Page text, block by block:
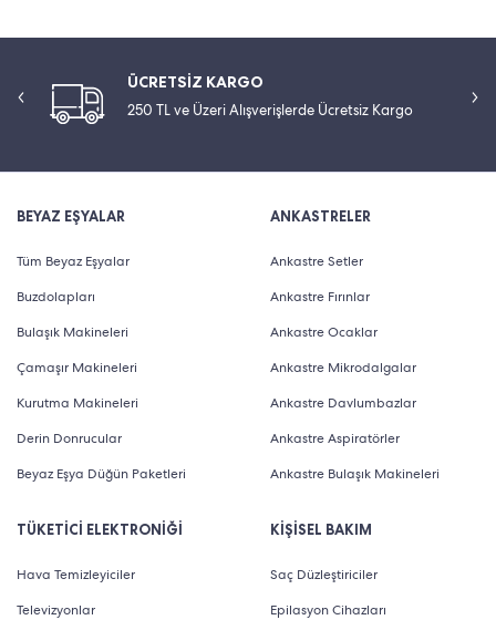
ÜCRETSİZ KARGO
250 TL ve Üzeri Alışverişlerde Ücretsiz Kargo
BEYAZ EŞYALAR
Tüm Beyaz Eşyalar
Buzdolapları
Bulaşık Makineleri
Çamaşır Makineleri
Kurutma Makineleri
Derin Donrucular
Beyaz Eşya Düğün Paketleri
TÜKETİCİ ELEKTRONİĞİ
Hava Temizleyiciler
Televizyonlar
ANKASTRELER
Ankastre Setler
Ankastre Fırınlar
Ankastre Ocaklar
Ankastre Mikrodalgalar
Ankastre Davlumbazlar
Ankastre Aspiratörler
Ankastre Bulaşık Makineleri
KİŞİSEL BAKIM
Saç Düzleştiriciler
Epilasyon Cihazları